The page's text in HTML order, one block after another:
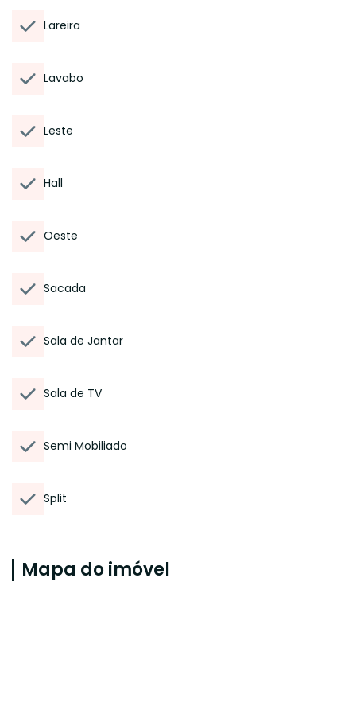
Lareira
Lavabo
Leste
Hall
Oeste
Sacada
Sala de Jantar
Sala de TV
Semi Mobiliado
Split
Mapa do imóvel